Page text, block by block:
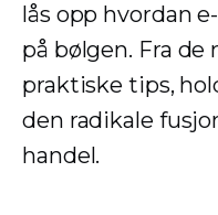
lås opp hvordan
på bølgen. Fra
praktiske tips,
den radikale
handel.